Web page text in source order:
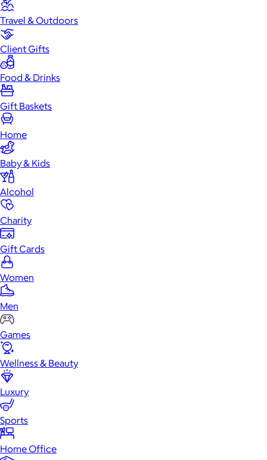
Travel & Outdoors
Client Gifts
Food & Drinks
Gift Baskets
Home
Baby & Kids
Alcohol
Charity
Gift Cards
Women
Men
Games
Wellness & Beauty
Luxury
Sports
Home Office